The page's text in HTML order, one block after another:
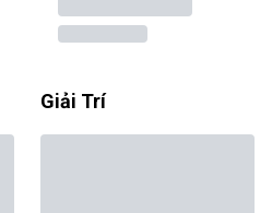
Giải Trí